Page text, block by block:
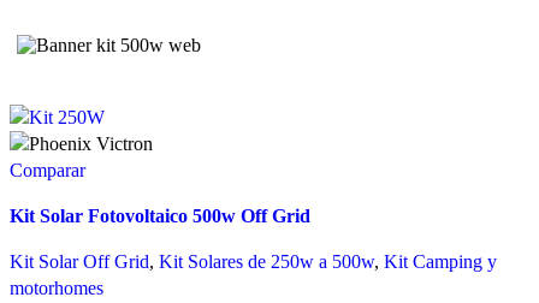
Comparar
Kit Solar Fotovoltaico 500w Off Grid
Kit Solar Off Grid, Kit Solares de 250w a 500w, Kit Camping y
motorhomes